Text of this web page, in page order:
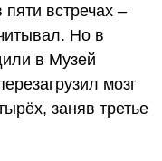
встречах –
Но в
в Музей
мозг
заняв третье